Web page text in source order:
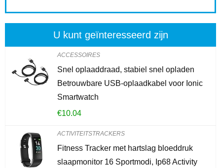
U kunt geïnteresseerd zijn
ACCESSOIRES
Snel oplaaddraad, stabiel snel opladen
Betrouwbare USB-oplaadkabel voor Ionic
Smartwatch
€10.04
ACTIVITEITSTRACKERS
Fitness Tracker met hartslag bloeddruk
slaapmonitor 16 Sportmodi, Ip68 Activity